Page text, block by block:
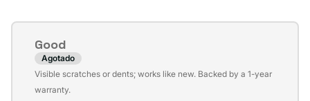
Condition
Good
Agotado
Variante
agotada
Visible scratches or dents; works like new. Backed by a 1-year
warranty.